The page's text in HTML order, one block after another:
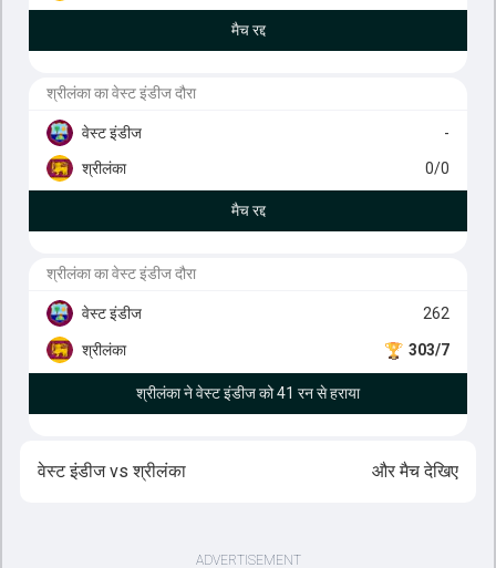
मैच रद्द
श्रीलंका का वेस्ट इंडीज दौरा
वेस्ट इंडीज
-
श्रीलंका
0/0
मैच रद्द
श्रीलंका का वेस्ट इंडीज दौरा
वेस्ट इंडीज 262
श्रीलंका 303/7
श्रीलंका ने वेस्ट इंडीज को 41 रन से हराया
वेस्ट इंडीजvsश्रीलंका और मैच देखिए